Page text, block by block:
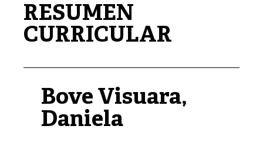
RESUMEN
CURRICULAR
Bove Visuara,
Daniela